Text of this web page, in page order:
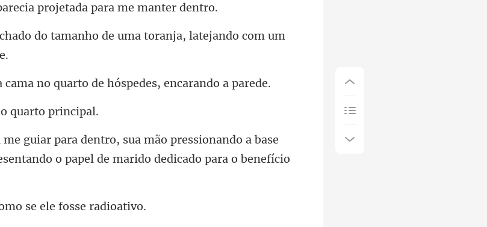
projetada
amanho de uma toranja, latejando
cama no quarto de hósp
qu
essionando a base
o pap
se ele